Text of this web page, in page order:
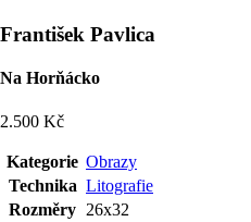
František Pavlica
Na Horňácko
2.500 Kč
Kategorie Obrazy
Technika Litografie
Rozměry 26x32